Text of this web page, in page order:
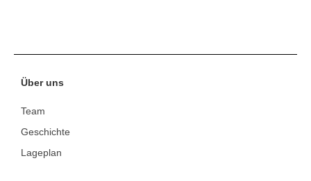
Über uns
Team
Geschichte
Lageplan